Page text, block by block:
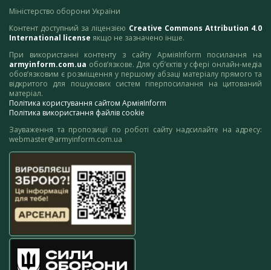
Міністерство оборони України
Контент доступний за ліцензією Creative Commons Attribution 4.0
International license якщо не зазначено інше.
При використанні контенту з сайту АрміяInform посилання на
armyinform.com.ua обов’язкове. Для суб’єктів у сфері онлайн-медіа
обов’язковим є розміщення у першому абзаці матеріалу прямого та
відкритого для пошукових систем гіперпосилання на цитований
матеріал.
Політика користування сайтом АрміяInform
Політика використання файлів cookie
Зауваження та пропозиції по роботі сайту надсилайте на адресу:
webmaster@armyinform.com.ua